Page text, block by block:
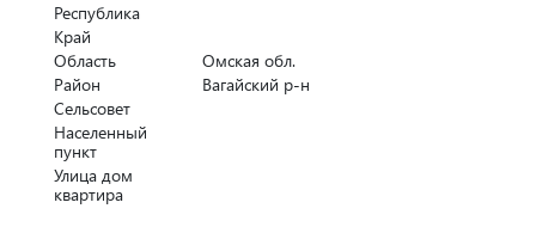
Республика
Край
Область
Омская обл.
Район
Вагайский р-н
Сельсовет
Населенный
пункт
Улица дом
квартира